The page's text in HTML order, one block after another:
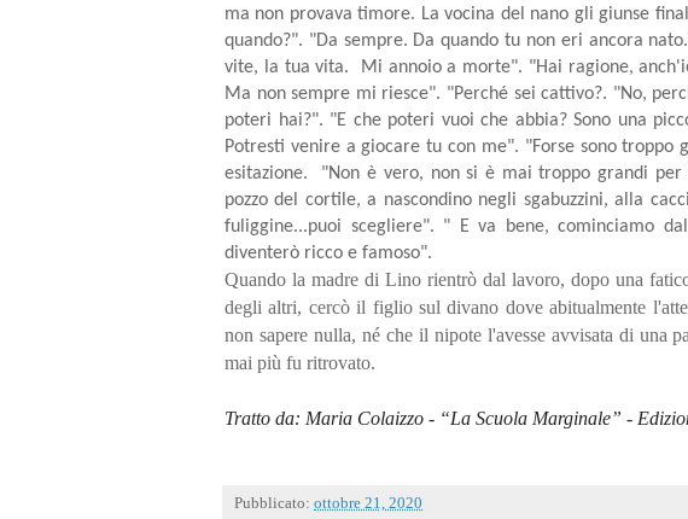
ma non provava timore. La vocina del nano gli giunse
quando?". "Da sempre. Da quando tu non eri ancora
vite, la tua vita. Mi annoio a morte". "Hai ragione,
Ma non sempre mi riesce". "Perché sei cattivo?. "No,
poteri hai?". "E che poteri vuoi che abbia? Sono una
Potresti venire a giocare tu con me". "Forse sono troppo
esitazione. "Non è vero, non si è mai troppo grandi
pozzo del cortile, a nascondino negli sgabuzzini, alla
fuliggine...puoi scegliere". " E va bene, cominciamo
diventerò ricco e famoso".
Quando la madre di Lino rientrò dal lavoro, dopo una
degli altri, cercò il figlio sul divano dove abitualmente
non sapere nulla, né che il nipote l'avesse avvisata di una
mai più fu ritrovato.
Tratto da: Maria Colaizzo - “La Scuola Marginale” -
Pubblicato: ottobre 21, 2020